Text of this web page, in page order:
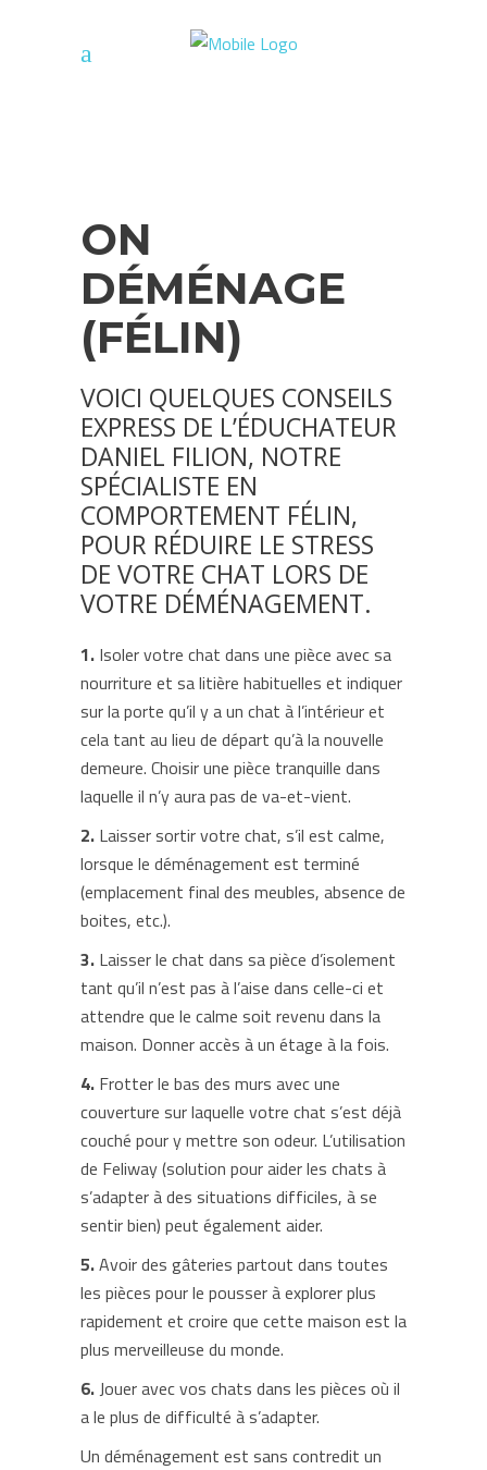
ON
DÉMÉNAGE
(FÉLIN)
VOICI QUELQUES CONSEILS
EXPRESS DE L’ÉDUCHATEUR
DANIEL FILION, NOTRE
SPÉCIALISTE EN
COMPORTEMENT FÉLIN,
POUR RÉDUIRE LE STRESS
DE VOTRE CHAT LORS DE
VOTRE DÉMÉNAGEMENT.
1. Isoler votre chat dans une pièce avec sa
nourriture et sa litière habituelles et indiquer
sur la porte qu’il y a un chat à l’intérieur et
cela tant au lieu de départ qu’à la nouvelle
demeure. Choisir une pièce tranquille dans
laquelle il n’y aura pas de va-et-vient.
2. Laisser sortir votre chat, s’il est calme,
lorsque le déménagement est terminé
(emplacement final des meubles, absence de
boites, etc.).
3. Laisser le chat dans sa pièce d’isolement
tant qu’il n’est pas à l’aise dans celle-ci et
attendre que le calme soit revenu dans la
maison. Donner accès à un étage à la fois.
4. Frotter le bas des murs avec une
couverture sur laquelle votre chat s’est déjà
couché pour y mettre son odeur. L’utilisation
de Feliway (solution pour aider les chats à
s’adapter à des situations difficiles, à se
sentir bien) peut également aider.
5.Avoir des gâteries partout dans toutes
les pièces pour le pousser à explorer plus
rapidement et croire que cette maison est la
plus merveilleuse du monde.
6.Jouer avec vos chats dans les pièces où il
a le plus de difficulté à s’adapter.
Un déménagement est sans contredit un